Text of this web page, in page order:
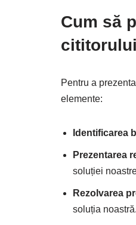
Cum să
cititorului
Pentru a
elemente:
Identificarea
Prezentarea
soluției
Rezolvarea
soluția noastră.